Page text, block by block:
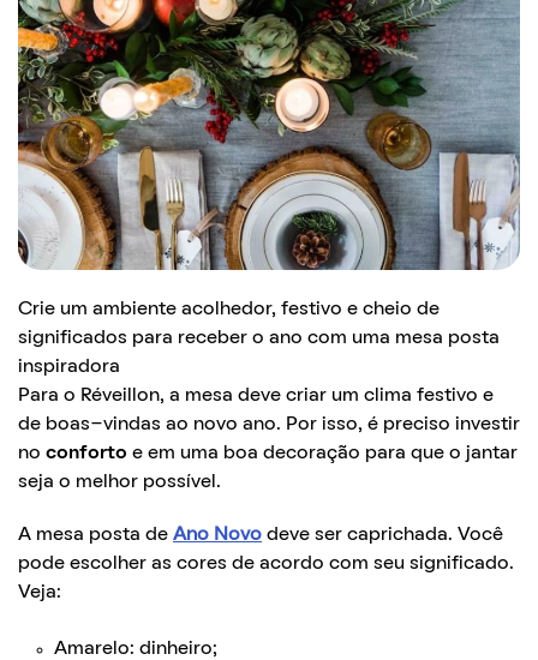
Crie um ambiente acolhedor, festivo e cheio de
significados para receber o ano com uma mesa posta
inspiradora
Para o Réveillon, a mesa deve criar um clima festivo e
de boas-vindas ao novo ano. Por isso, é preciso investir
no conforto e em uma boa decoração para que o jantar
seja o melhor possível.
A mesa posta de Ano Novo deve ser caprichada. Você
pode escolher as cores de acordo com seu significado.
Veja:
Amarelo: dinheiro;